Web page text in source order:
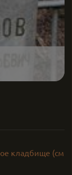
кладбище (см